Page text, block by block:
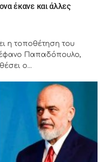
έκανε και άλλες
η τοποθέτηση του
Παπαδόπουλο,
ο...